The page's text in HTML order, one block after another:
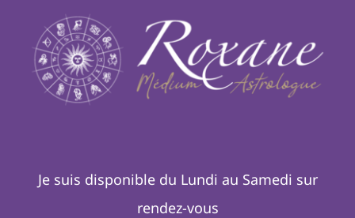
Je suis disponible du Lundi au Samedi sur
rendez-vous